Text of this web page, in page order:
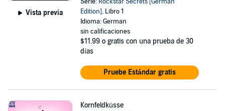
Vista previa
Edition], Libro 1
Idioma: German
sin calificaciones
$11.99 o gratis con una prueba de 30
días
Pruebe Estándar gratis
Kornfeldküsse